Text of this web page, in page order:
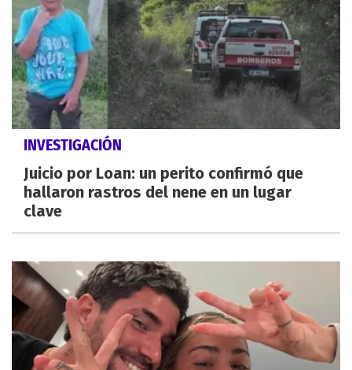
INVESTIGACIÓN
Juicio por Loan: un perito confirmó que
hallaron rastros del nene en un lugar
clave